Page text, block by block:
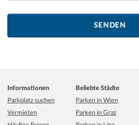
Informationen
Parkplatz suchen
Vermieten
Beliebte Städte
Parken in Wien
Parken in Graz